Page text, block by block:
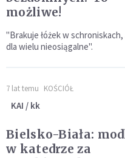
możliwe!
"Brakuje łóżek w
dla wielu nieosiągalne".
7 lat temu KOŚCIÓŁ
KAI / kk
Bielsko-Biała:
w katedrze za